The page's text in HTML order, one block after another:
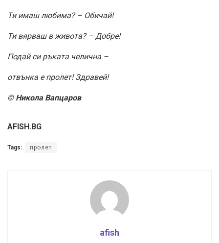
Ти имаш любима? – Обичай!
Ти вярваш в живота? – Добре!
Подай си ръката челична –
отвънка е пролет! Здравей!
© Никола Вапцаров
AFISH.BG
Tags: пролет
afish